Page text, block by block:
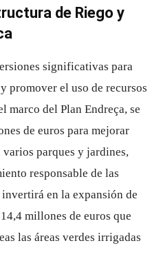
de Riego y
significativas para
promover el uso de recursos
marco del Plan Endreça, se
de euros para mejorar
parques y jardines,
responsable de las
en la expansión de
millones de euros que
las áreas verdes irrigadas